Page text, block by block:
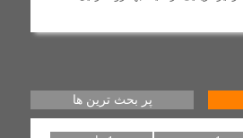
لالی؛ (استوری) جنجالی رضا
+ عکس
با نصب تیربرق های جدید و
پر بحث ترین ها